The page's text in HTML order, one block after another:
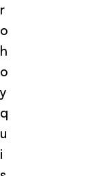
r
o
h
o
y
q
u
i